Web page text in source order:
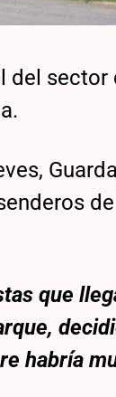
del sector
que
habría